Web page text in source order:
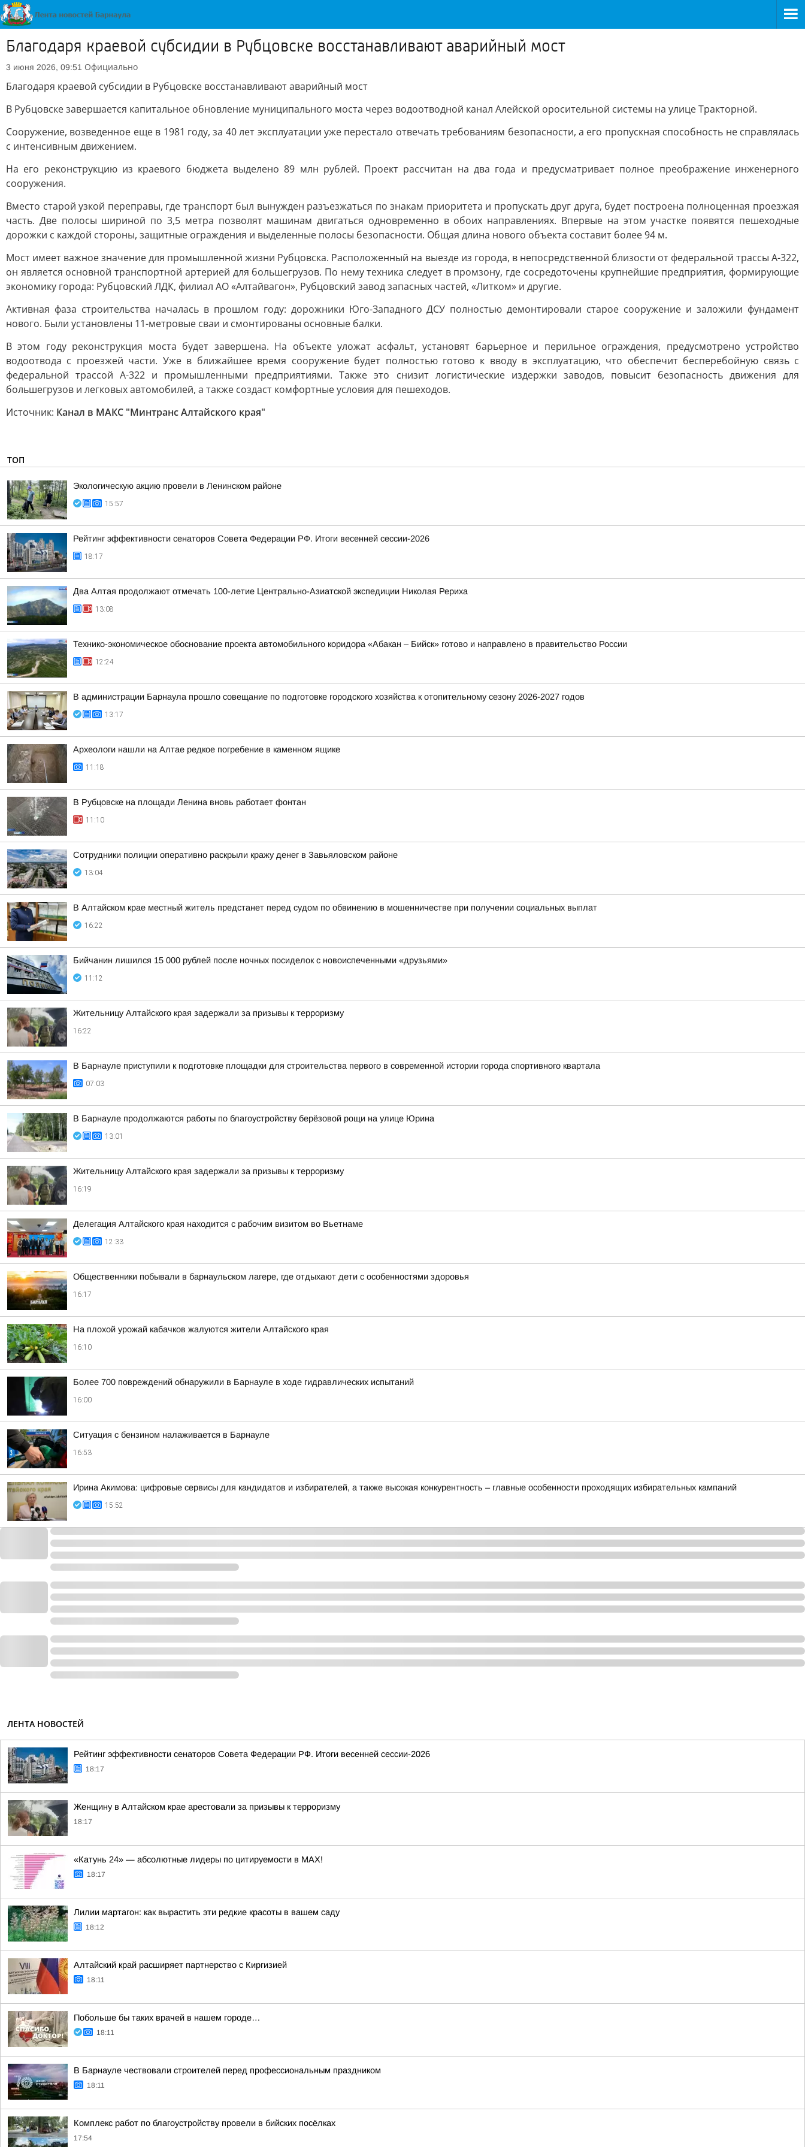
Благодаря краевой субсидии в Рубцовске восстанавливают аварийный мост
3 июня 2026, 09:51 Официально
Благодаря краевой субсидии в Рубцовске восстанавливают аварийный мост
В Рубцовске завершается капитальное обновление муниципального моста через водоотводной канал Алейской оросительной системы на улице Тракторной.
Сооружение, возведенное еще в 1981 году, за 40 лет эксплуатации уже перестало отвечать требованиям безопасности, а его пропускная способность не справлялась
с интенсивным движением.
На его реконструкцию из краевого бюджета выделено 89 млн рублей. Проект рассчитан на два года и предусматривает полное преображение инженерного
сооружения.
Вместо старой узкой переправы, где транспорт был вынужден разъезжаться по знакам приоритета и пропускать друг друга, будет построена полноценная проезжая
часть. Две полосы шириной по 3,5 метра позволят машинам двигаться одновременно в обоих направлениях. Впервые на этом участке появятся пешеходные
дорожки с каждой стороны, защитные ограждения и выделенные полосы безопасности. Общая длина нового объекта составит более 94 м.
Мост имеет важное значение для промышленной жизни Рубцовска. Расположенный на выезде из города, в непосредственной близости от федеральной трассы А-322,
он является основной транспортной артерией для большегрузов. По нему техника следует в промзону, где сосредоточены крупнейшие предприятия, формирующие
экономику города: Рубцовский ЛДК, филиал АО «Алтайвагон», Рубцовский завод запасных частей, «Литком» и другие.
Активная фаза строительства началась в прошлом году: дорожники Юго-Западного ДСУ полностью демонтировали старое сооружение и заложили фундамент
нового. Были установлены 11-метровые сваи и смонтированы основные балки.
В этом году реконструкция моста будет завершена. На объекте уложат асфальт, установят барьерное и перильное ограждения, предусмотрено устройство
водоотвода с проезжей части. Уже в ближайшее время сооружение будет полностью готово к вводу в эксплуатацию, что обеспечит бесперебойную связь с
федеральной трассой А-322 и промышленными предприятиями. Также это снизит логистические издержки заводов, повысит безопасность движения для
большегрузов и легковых автомобилей, а также создаст комфортные условия для пешеходов.
Источник: Канал в МАКС "Минтранс Алтайского края"
ТОП
Экологическую акцию провели в Ленинском районе
15:57
Рейтинг эффективности сенаторов Совета Федерации РФ. Итоги весенней сессии-2026
18:17
Два Алтая продолжают отмечать 100-летие Центрально-Азиатской экспедиции Николая Рериха
13:08
Технико-экономическое обоснование проекта автомобильного коридора «Абакан – Бийск» готово и направлено в правительство России
12:24
В администрации Барнаула прошло совещание по подготовке городского хозяйства к отопительному сезону 2026-2027 годов
13:17
Археологи нашли на Алтае редкое погребение в каменном ящике
11:18
В Рубцовске на площади Ленина вновь работает фонтан
11:10
Сотрудники полиции оперативно раскрыли кражу денег в Завьяловском районе
13:04
В Алтайском крае местный житель предстанет перед судом по обвинению в мошенничестве при получении социальных выплат
16:22
Бийчанин лишился 15 000 рублей после ночных посиделок с новоиспеченными «друзьями»
11:12
Жительницу Алтайского края задержали за призывы к терроризму
16:22
В Барнауле приступили к подготовке площадки для строительства первого в современной истории города спортивного квартала
07:03
В Барнауле продолжаются работы по благоустройству берёзовой рощи на улице Юрина
13:01
Жительницу Алтайского края задержали за призывы к терроризму
16:19
Делегация Алтайского края находится с рабочим визитом во Вьетнаме
12:33
Общественники побывали в барнаульском лагере, где отдыхают дети с особенностями здоровья
16:17
На плохой урожай кабачков жалуются жители Алтайского края
16:10
Более 700 повреждений обнаружили в Барнауле в ходе гидравлических испытаний
16:00
Ситуация с бензином налаживается в Барнауле
16:53
Ирина Акимова: цифровые сервисы для кандидатов и избирателей, а также высокая конкурентность – главные особенности проходящих избирательных кампаний
15:52
ЛЕНТА НОВОСТЕЙ
Рейтинг эффективности сенаторов Совета Федерации РФ. Итоги весенней сессии-2026
18:17
Женщину в Алтайском крае арестовали за призывы к терроризму
18:17
«Катунь 24» — абсолютные лидеры по цитируемости в MAX!
18:17
Лилии мартагон: как вырастить эти редкие красоты в вашем саду
18:12
Алтайский край расширяет партнерство с Киргизией
18:11
Побольше бы таких врачей в нашем городе…
18:11
В Барнауле чествовали строителей перед профессиональным праздником
18:11
Комплекс работ по благоустройству провели в бийских посёлках
17:54